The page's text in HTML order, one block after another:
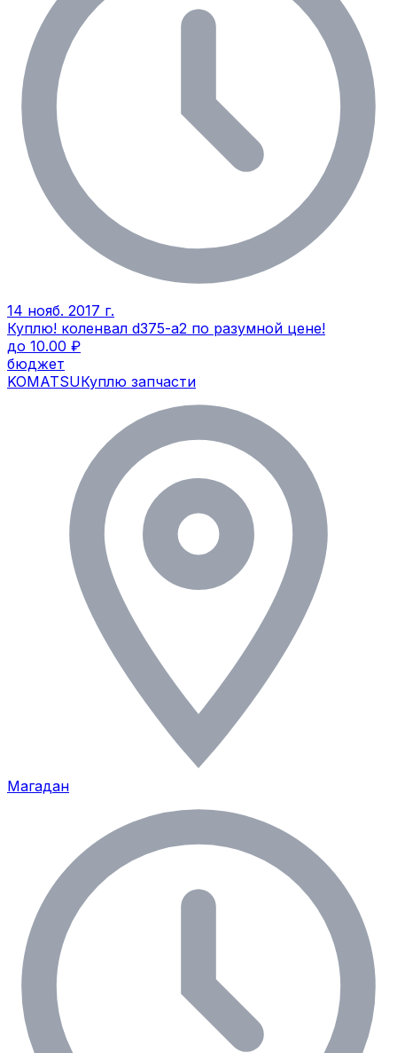
14 нояб. 2017 г.
Куплю! коленвал d375-a2 по разумной цене!
до 10.00 ₽
бюджет
KOMATSUКуплю запчасти
Магадан